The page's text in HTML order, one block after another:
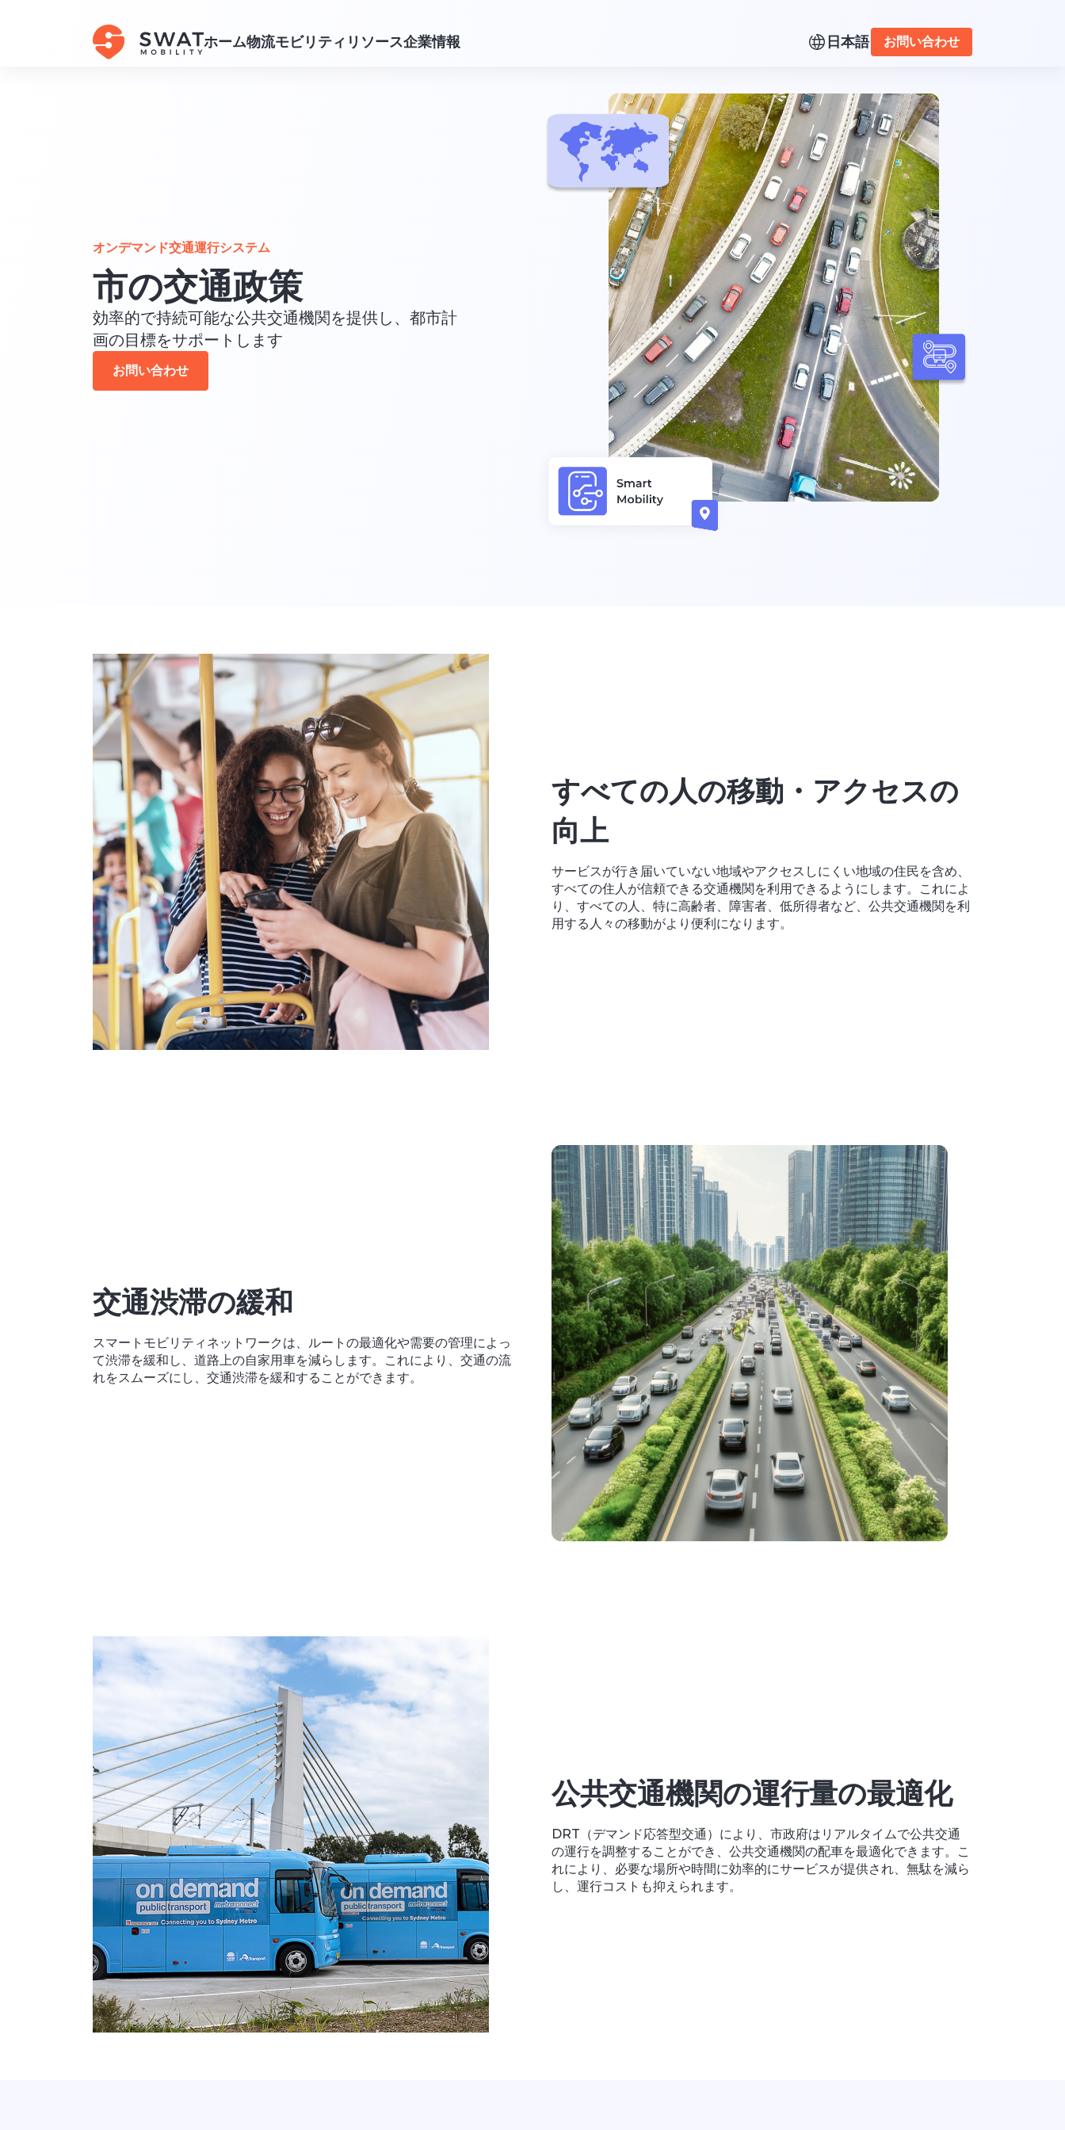
ホーム物流モビリティ リソース企業情報 日本語 お問い合わせ
オンデマンド交通運行システム
市の交通政策
効率的で持続可能な公共交通機関を提供し、都市計
画の目標をサポートします
お問い合わせ
すべての人の移動・アクセスの
向上
サービスが行き届いていない地域やアクセスしにくい地域の住民を含め、
すべての住人が信頼できる交通機関を利用できるようにします。これによ
り、すべての人、特に高齢者、障害者、低所得者など、公共交通機関を利
用する人々の移動がより便利になります。
交通渋滞の緩和
スマートモビリティネットワークは、ルートの最適化や需要の管理によっ
て渋滞を緩和し、道路上の自家用車を減らします。これにより、交通の流
れをスムーズにし、交通渋滞を緩和することができます。
公共交通機関の運行量の最適化
DRT（デマンド応答型交通）により、市政府はリアルタイムで公共交通
の運行を調整することができ、公共交通機関の配車を最適化できます。こ
れにより、必要な場所や時間に効率的にサービスが提供され、無駄を減ら
し、運行コストも抑えられます。